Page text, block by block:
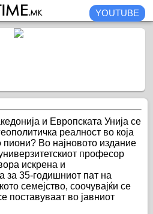
YOUTUBE
и Европската Унија се
реалност во која
Во најновото издание
професор
искрена и
за 35-годишниот пат на
семејство, соочувајќи се
поставуваат во јавниот